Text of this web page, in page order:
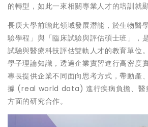
的轉型，如此一來相關專業人才的培訓就
長庚大學前瞻此領域發展潛能，於生物醫
驗學程」與「臨床試驗與評估碩士班」，
試驗與醫療科技評估雙軌人才的教育單位
學子理論知識，透過企業實習進行高密度
專長提供企業不同面向思考方式，帶動產
據 (real world data) 進行疾病負擔、醫
方面的研究合作。